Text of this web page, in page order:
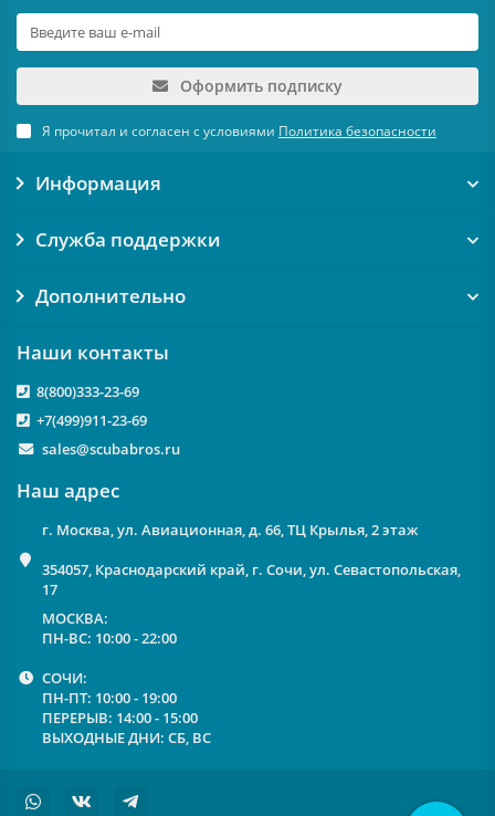
Оформить подписку
Я прочитал и согласен с условиями Политика безопасности
Информация
Служба поддержки
Дополнительно
Наши контакты
8(800)333-23-69
+7(499)911-23-69
sales@scubabros.ru
Наш адрес
г. Москва, ул. Авиационная, д. 66, ТЦ Крылья, 2 этаж
354057, Краснодарский край, г. Сочи, ул. Севастопольская,
17
МОСКВА:
ПН-ВС: 10:00 - 22:00
СОЧИ:
ПН-ПТ: 10:00 - 19:00
ПЕРЕРЫВ: 14:00 - 15:00
ВЫХОДНЫЕ ДНИ: СБ, ВС